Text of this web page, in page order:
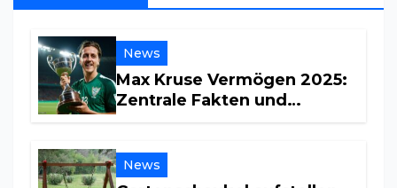
News
Max Kruse Vermögen 2025:
Zentrale Fakten und
News